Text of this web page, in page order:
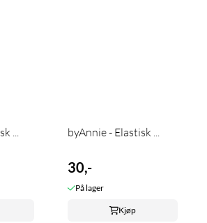
... byAnnie - Elastisk ...
30,-
På lager
Kjøp